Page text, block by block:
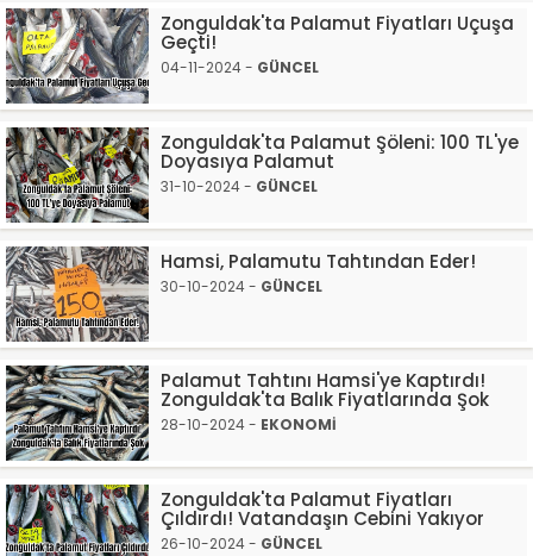
Zonguldak'ta Palamut Fiyatları Uçuşa
Geçti!
04-11-2024 - GÜNCEL
Zonguldak'ta Palamut Şöleni: 100 TL'ye
Doyasıya Palamut
31-10-2024 - GÜNCEL
Hamsi, Palamutu Tahtından Eder!
30-10-2024 - GÜNCEL
Palamut Tahtını Hamsi'ye Kaptırdı!
Zonguldak'ta Balık Fiyatlarında Şok
28-10-2024 - EKONOMİ
Zonguldak'ta Palamut Fiyatları
Çıldırdı! Vatandaşın Cebini Yakıyor
26-10-2024 - GÜNCEL